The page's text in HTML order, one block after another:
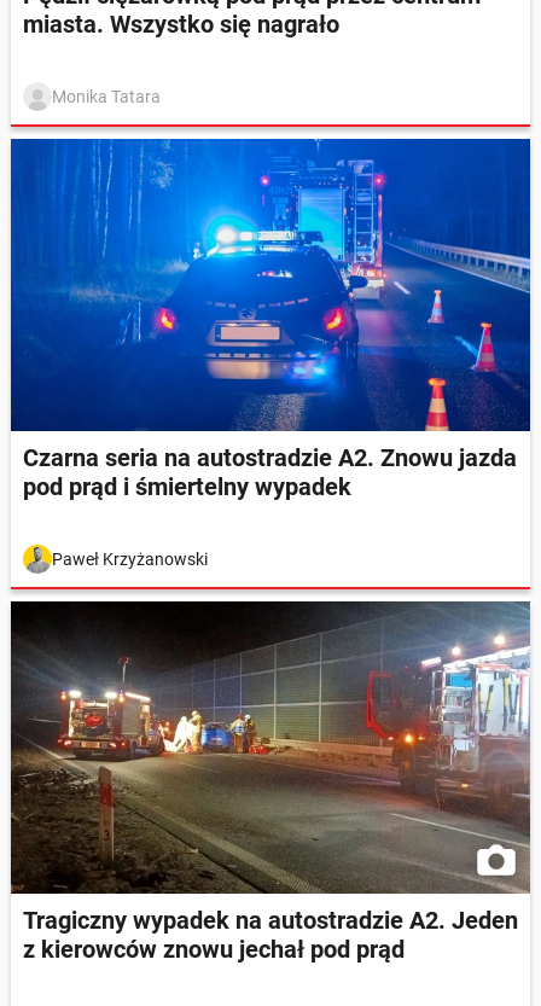
miasta. Wszystko się nagrało
Monika Tatara
Czarna seria na autostradzie A2. Znowu jazda
pod prąd i śmiertelny wypadek
Paweł Krzyżanowski
Tragiczny wypadek na autostradzie A2. Jeden
z kierowców znowu jechał pod prąd